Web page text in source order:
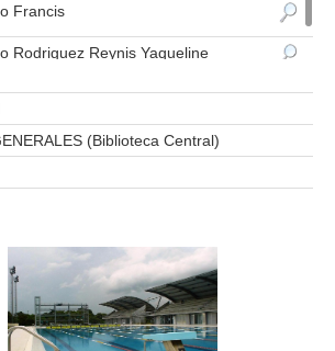
Francis
Rodriguez Reynis Yaqueline
Jessica
Trejo Nancy Coromoto
Marisol
Montoya Ludy Noemy
Andres Eloy
Barrios Maria Andreina
(Biblioteca Central)